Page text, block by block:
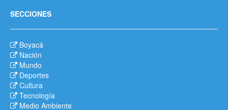
SECCIONES
Boyacá
Nación
Mundo
Deportes
Cultura
Tecnología
Medio Ambiente